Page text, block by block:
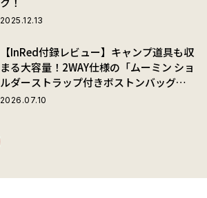
2025.12.13
【InRed付録レビュー】キャンプ道具も収
まる大容量！2WAY仕様の「ムーミン ショ
ルダーストラップ付きボストンバッグ」
が夏旅におすすめな理由
2026.07.10